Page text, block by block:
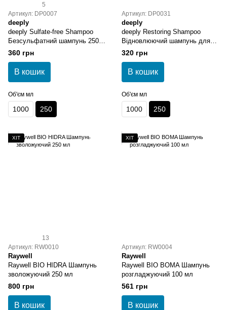
5
Артикул: DP0007
deeply
deeply Sulfate-free Shampoo
Безсульфатний шампунь 250
мл
360 грн
В кошик
Об'єм мл
1000 250
Артикул: DP0031
deeply
deeply Restoring Shampoo
Відновлюючий шампунь для
волосся 250 мл
320 грн
В кошик
Об'єм мл
1000 250
ХІТ
13
Артикул: RW0010
Raywell
Raywell BIO HIDRA Шампунь
зволожуючий 250 мл
800 грн
В кошик
ХІТ
Артикул: RW0004
Raywell
Raywell BIO BOMA Шампунь
розгладжуючий 100 мл
561 грн
В кошик